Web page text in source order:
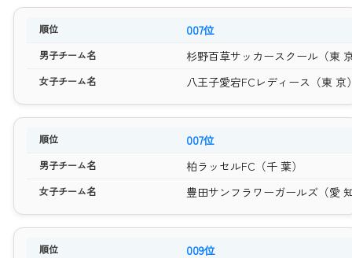
007位
杉野百草サッカースクール（東
八王子愛宕FCレディース（東 京
007位
柏ラッセルFC（千 葉）
豊田サンフラワーガールズ（愛
009位